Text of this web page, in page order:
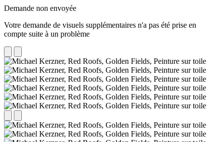
Demande non envoyée
Votre demande de visuels supplémentaires n'a pas été prise en
compte suite à un problème